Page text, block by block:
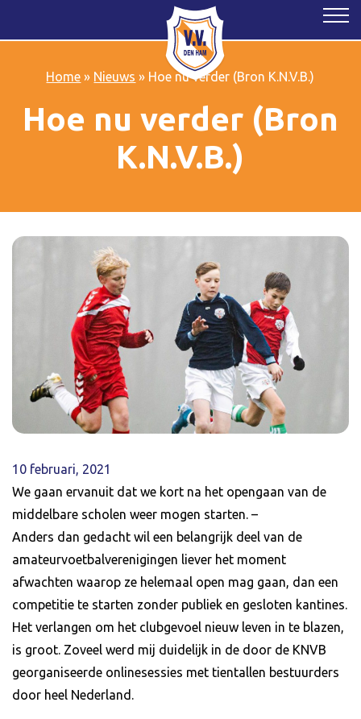
Home » Nieuws » Hoe nu verder (Bron K.N.V.B.)
Hoe nu verder (Bron
K.N.V.B.)
10 februari, 2021
We gaan ervanuit dat we kort na het opengaan van de
middelbare scholen weer mogen starten. –
Anders dan gedacht wil een belangrijk deel van de
amateurvoetbalverenigingen liever het moment
afwachten waarop ze helemaal open mag gaan, dan een
competitie te starten zonder publiek en gesloten kantines.
Het verlangen om het clubgevoel nieuw leven in te blazen,
is groot. Zoveel werd mij duidelijk in de door de KNVB
georganiseerde onlinesessies met tientallen bestuurders
door heel Nederland.